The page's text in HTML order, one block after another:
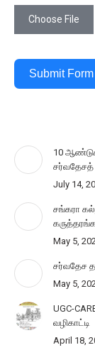
Choose File
Submit Form
10
July 14,
சங்கரா
May 5,
சர்வதேச
May 5,
UGC-
வழிகாட்டி
April 18,